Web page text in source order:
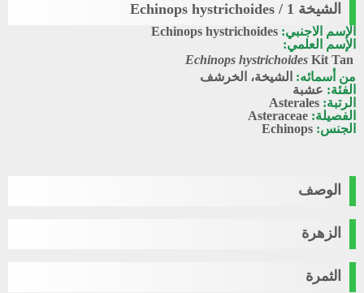
الشيخة 1 / Echinops hystrichoides
الإسم الاجنبي: Echinops hystrichoides
الإسم العلمي:
Echinops hystrichoides Kit Tan
من أسمائه: الشيخة، الخرشف
الفئة: عشبة
الرتبة: Asterales
الفصيلة: Asteraceae
الجنس: Echinops
الوصف
الزهرة
الثمرة